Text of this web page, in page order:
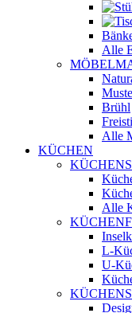
Alle
Brühl
Alle
KÜCHEN
Alle
L-
U-